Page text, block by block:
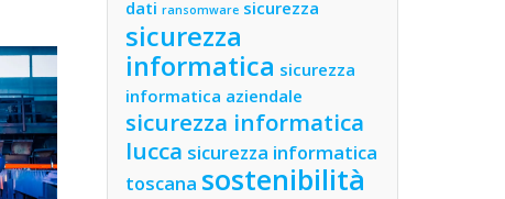
dati ransomware sicurezza
sicurezza
informatica sicurezza
informatica aziendale
sicurezza informatica
lucca sicurezza informatica
toscana sostenibilità